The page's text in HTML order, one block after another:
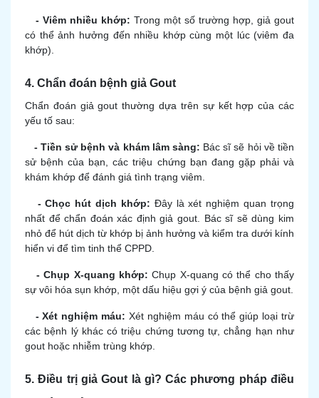
- Viêm nhiều khớp: Trong một số trường hợp, giả gout
có thể ảnh hưởng đến nhiều khớp cùng một lúc (viêm đa
khớp).
4. Chẩn đoán bệnh giả Gout
Chẩn đoán giả gout thường dựa trên sự kết hợp của các
yếu tố sau:
- Tiền sử bệnh và khám lâm sàng: Bác sĩ sẽ hỏi về tiền
sử bệnh của bạn, các triệu chứng bạn đang gặp phải và
khám khớp để đánh giá tình trạng viêm.
- Chọc hút dịch khớp: Đây là xét nghiệm quan trọng
nhất để chẩn đoán xác định giả gout. Bác sĩ sẽ dùng kim
nhỏ để hút dịch từ khớp bị ảnh hưởng và kiểm tra dưới kính
hiển vi để tìm tinh thể CPPD.
- Chụp X-quang khớp: Chụp X-quang có thể cho thấy
sự vôi hóa sụn khớp, một dấu hiệu gợi ý của bệnh giả gout.
- Xét nghiệm máu: Xét nghiệm máu có thể giúp loại trừ
các bệnh lý khác có triệu chứng tương tự, chẳng hạn như
gout hoặc nhiễm trùng khớp.
5. Điều trị giả Gout là gì? Các phương pháp điều